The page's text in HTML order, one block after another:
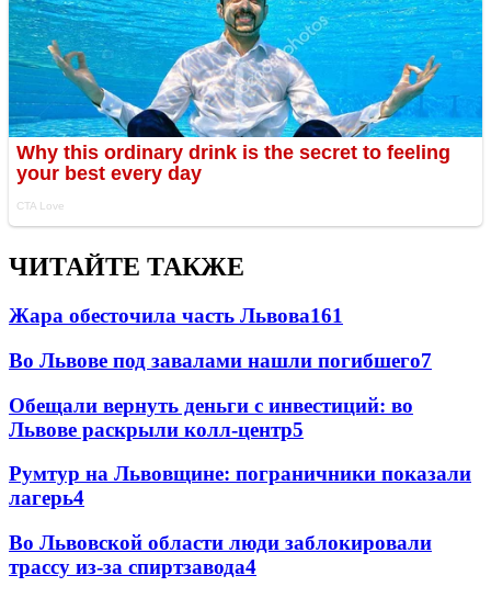
ЧИТАЙТЕ ТАКЖЕ
Жара обесточила часть Львова161
Во Львове под завалами нашли погибшего7
Обещали вернуть деньги с инвестиций: во
Львове раскрыли колл-центр5
Румтур на Львовщине: пограничники показали
лагерь4
Во Львовской области люди заблокировали
трассу из-за спиртзавода4